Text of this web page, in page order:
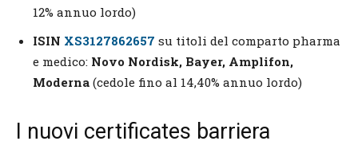
12% annuo lordo)
ISIN XS3127862657 su titoli del comparto pharma
e medico: Novo Nordisk, Bayer, Amplifon,
Moderna (cedole fino al 14,40% annuo lordo)
I nuovi certificates barriera